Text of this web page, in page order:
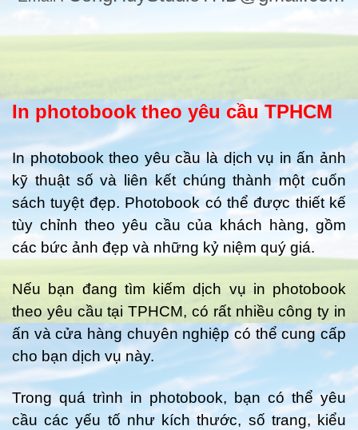
In photobook theo yêu cầu TPHCM
In photobook theo yêu cầu là dịch vụ in ấn ảnh
kỹ thuật số và liên kết chúng thành một cuốn
sách tuyệt đẹp. Photobook có thể được thiết kế
tùy chỉnh theo yêu cầu của khách hàng, gồm
các bức ảnh đẹp và những kỷ niệm quý giá.
Nếu bạn đang tìm kiếm dịch vụ in photobook
theo yêu cầu tại TPHCM, có rất nhiều công ty in
ấn và cửa hàng chuyên nghiệp có thể cung cấp
cho bạn dịch vụ này.
Trong quá trình in photobook, bạn có thể yêu
cầu các yếu tố như kích thước, số trang, kiểu